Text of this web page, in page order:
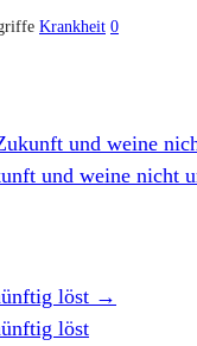
Krankheit 0
und weine
und weine nicht
löst →
löst